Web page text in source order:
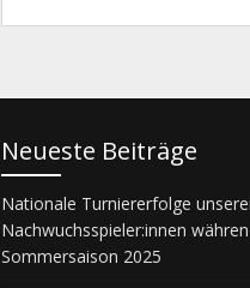
Neueste Beiträge
Nationale Turniererfolge
Nachwuchsspieler:innen
Sommersaison 2025